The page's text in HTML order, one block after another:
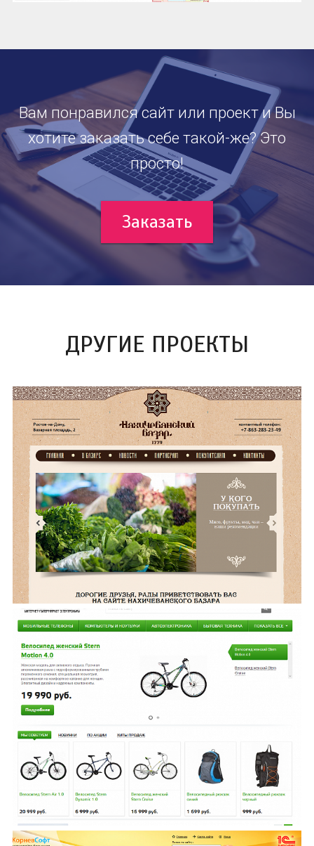
Вам понравился сайт или проект и Вы
хотите заказать себе такой-же? Это
просто!
Заказать
ДРУГИЕ ПРОЕКТЫ